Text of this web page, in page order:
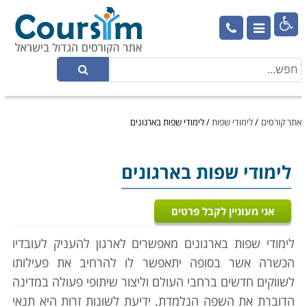

אתר קורסים /לימודי שפות/לימודי שפות בארגונים
לימודי שפות בארגונים
אני מעוניין לקבל פרטים
לימודי שפות בארגונים מאפשרים לארגון להעניק לעובדיו
הכשרה אשר בסופה יתאפשר לו להרחיב את פעילותו
לשווקים חדשים ברחבי העולם וליצור שיתופי פעולה במדינה
הדוברת את השפה הנלמדת. ידיעת לשונות זרות היא תנאי